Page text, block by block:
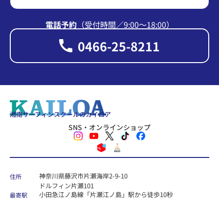
電話予約（受付時間∕9:00〜18:00）
0466-25-8211
湘南サーフィンスクールのカイロア
SNS・オンラインショップ
住所
神奈川県藤沢市片瀬海岸2-9-10
ドルフィン片瀬101
最寄駅 小田急江ノ島線「片瀬江ノ島」駅から徒歩10秒